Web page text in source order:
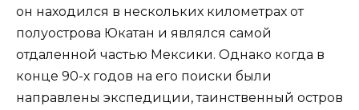
он находился в нескольких километрах от
полуострова Юкатан и являлся самой
отдаленной частью Мексики. Однако когда в
конце 90-х годов на его поиски были
направлены экспедиции, таинственный остров